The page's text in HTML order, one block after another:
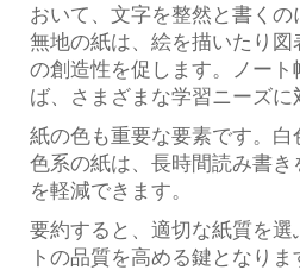
おいて、文字を整然と書くの
無地の紙は、絵を描いたり
の創造性を促します。ノー
ば、さまざまな学習ニーズに
紙の色も重要な要素です。
色系の紙は、長時間読み書
を軽減できます。
要約すると、適切な紙質を
トの品質を高める鍵となりま